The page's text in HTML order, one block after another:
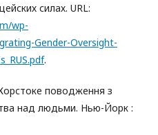
силах. URL:
wp-
Gender-Oversight-
.
поводження з
над людьми. Нью-Йорк :